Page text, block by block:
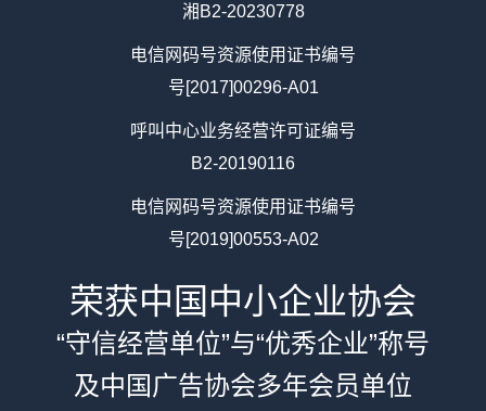
湘B2-20230778
电信网码号资源使用证书编号
号[2017]00296-A01
呼叫中心业务经营许可证编号
B2-20190116
电信网码号资源使用证书编号
号[2019]00553-A02
荣获中国中小企业协会
“守信经营单位”与“优秀企业”称号
及中国广告协会多年会员单位